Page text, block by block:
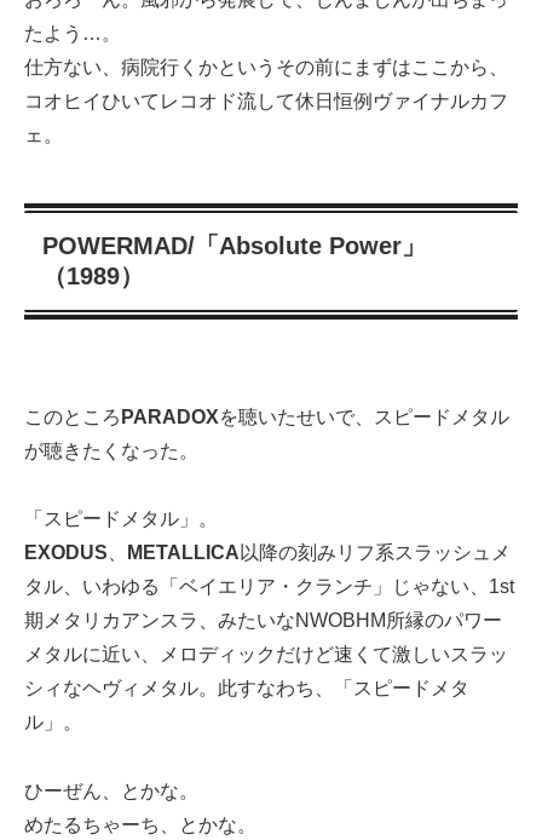
たよう…。
仕方ない、病院行くかというその前にまずはここから、
コオヒイひいてレコオド流して休日恒例ヴァイナルカフ
ェ。
POWERMAD/「Absolute Power」
（1989）
このところ PARADOXを聴いたせいで、スピードメタル
が聴きたくなった。
「スピードメタル」。
EXODUS
METALLICA 以降の刻みリフ系スラッシュメ
タル、いわゆる「ベイエリア・クランチ」じゃない、1st
期メタリカアンスラ、みたいなNWOBHM所縁のパワー
メタルに近い、メロディックだけど速くて激しいスラッ
シィなヘヴィメタル。此すなわち、「スピードメタ
ル」。
ひーぜん、とかな。
めたるちゃーち、とかな。